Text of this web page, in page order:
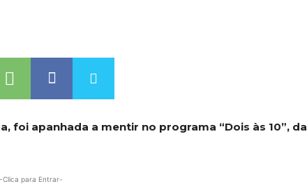
foi apanhada a mentir no programa “Dois às 10”, da
-Clica para Entrar-